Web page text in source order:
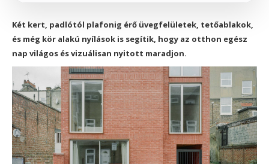
Két kert, padlótól plafonig érő üvegfelületek, tetőablakok,
és még kör alakú nyílások is segítik, hogy az otthon egész
nap világos és vizuálisan nyitott maradjon.